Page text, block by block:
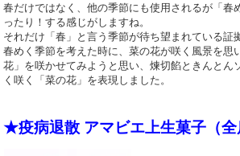
春だけではなく、他の季節にも使用されるが「春
ったり！する感じがしますね。
それだけ「春」と言う季節が待ち望まれている証
春めく季節を考えた時に、菜の花が咲く風景を思
花」を咲かせてみようと思い、煉切餡ときんとん
く咲く「菜の花」を表現しました。
★疫病退散 アマビエ上生菓子（全